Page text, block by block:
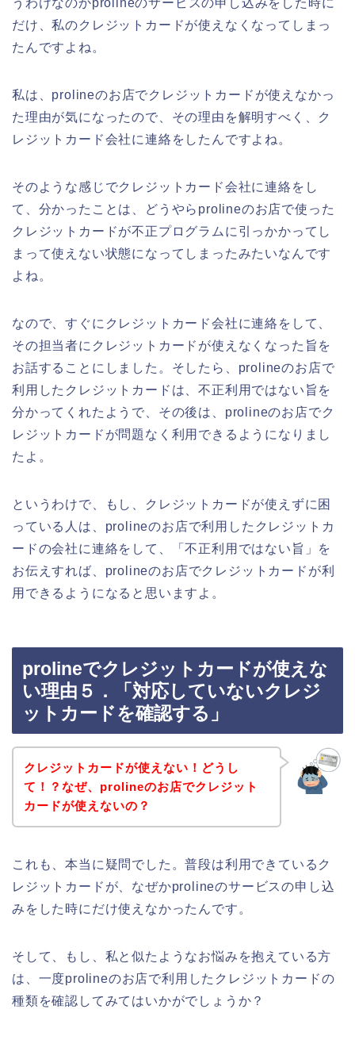
だけ、私のクレジットカードが使えなくなってしまっ
たんですよね。
私は、prolineのお店でクレジットカードが使えなかっ
た理由が気になったので、その理由を解明すべく、ク
レジットカード会社に連絡をしたんですよね。
そのような感じでクレジットカード会社に連絡をし
て、分かったことは、どうやらprolineのお店で使った
クレジットカードが不正プログラムに引っかかってし
まって使えない状態になってしまったみたいなんです
よね。
なので、すぐにクレジットカード会社に連絡をして、
その担当者にクレジットカードが使えなくなった旨を
お話することにしました。そしたら、prolineのお店で
利用したクレジットカードは、不正利用ではない旨を
分かってくれたようで、その後は、prolineのお店でク
レジットカードが問題なく利用できるようになりまし
たよ。
というわけで、もし、クレジットカードが使えずに困
っている人は、prolineのお店で利用したクレジットカ
ードの会社に連絡をして、「不正利用ではない旨」を
お伝えすれば、prolineのお店でクレジットカードが利
用できるようになると思いますよ。
prolineでクレジットカードが使えな
い理由５．「対応していないクレジ
ットカードを確認する」
クレジットカードが使えない！どうし
て！？なぜ、prolineのお店でクレジット
カードが使えないの？
これも、本当に疑問でした。普段は利用できているク
レジットカードが、なぜかprolineのサービスの申し込
みをした時にだけ使えなかったんです。
そして、もし、私と似たようなお悩みを抱えている方
は、一度prolineのお店で利用したクレジットカードの
種類を確認してみてはいかがでしょうか？